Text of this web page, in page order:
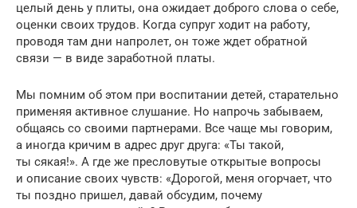
целый день у плиты, она ожидает доброго слова о себе,
оценки своих трудов. Когда супруг ходит на работу,
проводя там дни напролет, он тоже ждет обратной
связи — в виде заработной платы.
Мы помним об этом при воспитании детей, старательно
применяя активное слушание. Но напрочь забываем,
общаясь со своими партнерами. Все чаще мы говорим,
а иногда кричим в адрес друг друга: «Ты такой,
ты сякая!». А где же пресловутые открытые вопросы
и описание своих чувств: «Дорогой, меня огорчает, что
ты поздно пришел, давай обсудим, почему